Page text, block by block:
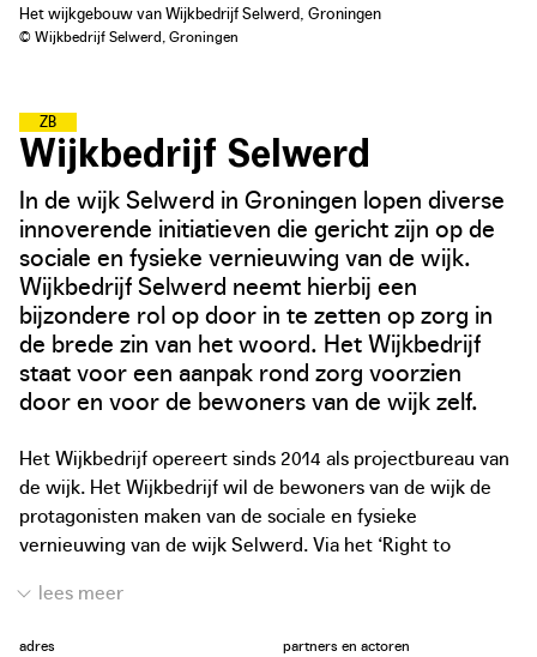
Het wijkgebouw van Wijkbedrijf Selwerd, Groningen
© Wijkbedrijf Selwerd, Groningen
ZO
R
G
Z
A
M
E
B
Wijkbedrijf Selwerd
In de wijk Selwerd in Groningen lopen diverse
innoverende initiatieven die gericht zijn op de
sociale en fysieke vernieuwing van de wijk.
Wijkbedrijf Selwerd neemt hierbij een
bijzondere rol op door in te zetten op zorg in
de brede zin van het woord. Het Wijkbedrijf
staat voor een aanpak rond zorg voorzien
door en voor de bewoners van de wijk zelf.
Het Wijkbedrijf opereert sinds 2014 als projectbureau van
de wijk. Het Wijkbedrijf wil de bewoners van de wijk de
protagonisten maken van de sociale en fysieke
vernieuwing van de wijk Selwerd. Via het ‘Right to
verleent om de overheid te vragen een bepaalde publieke
adres
partners en actoren